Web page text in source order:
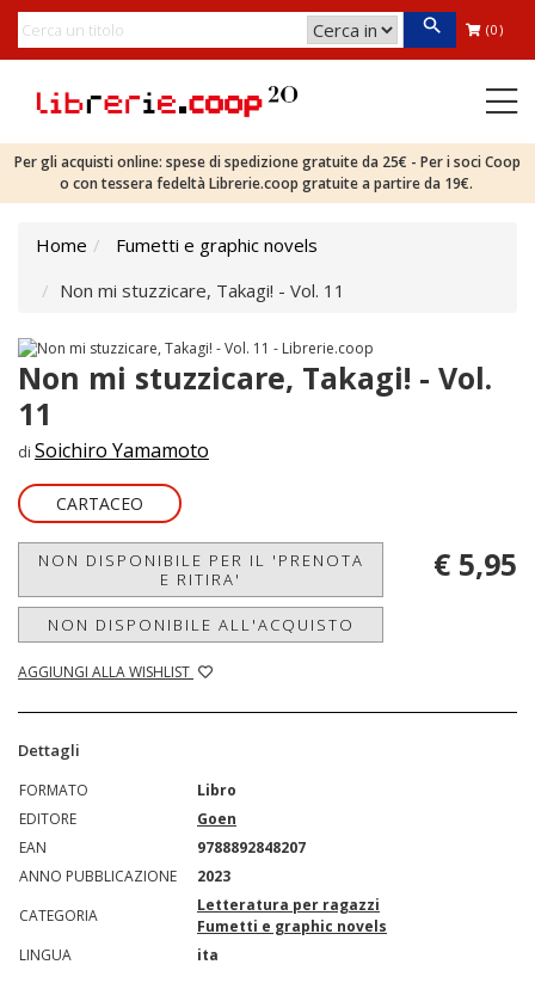
(0)
Per gli acquisti online: spese di spedizione gratuite da 25€ - Per i soci Coop
o con tessera fedeltà Librerie.coop gratuite a partire da 19€.
Home
Fumetti e graphic novels
Non mi stuzzicare, Takagi! - Vol. 11
Non mi stuzzicare, Takagi! - Vol.
11
di Soichiro Yamamoto
CARTACEO
NON DISPONIBILE PER IL 'PRENOTA
E RITIRA'
NON DISPONIBILE ALL'ACQUISTO
AGGIUNGI ALLA WISHLIST
€ 5,95
Dettagli
FORMATO
Libro
EDITORE
Goen
EAN
9788892848207
ANNO PUBBLICAZIONE
2023
CATEGORIA
Letteratura per ragazzi
Fumetti e graphic novels
LINGUA
ita